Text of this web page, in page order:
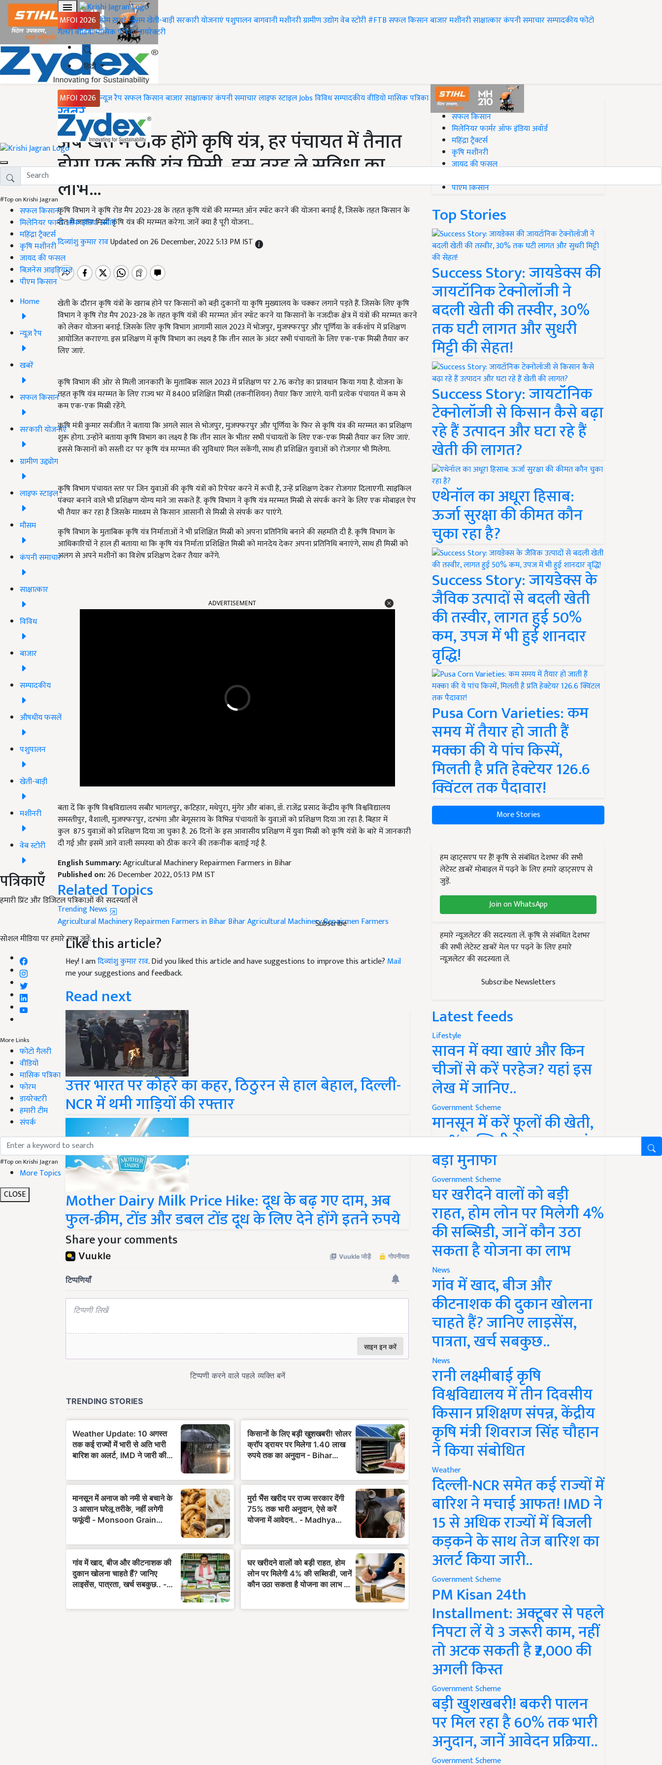
MFOI 2026 होमख़बरेंमौसमखेती-बाड़ीसरकारी योजनाएंपशुपालनबागवानीमशीनरीग्रामीण उद्योगवेब स्टोरी#FTBसफल किसानबाजारमशीनरीसाक्षात्कारकंपनी समाचारसम्पादकीयफोटो
गैलरीवीडियोमासिक पत्रिकाडायरेक्टरी
हिंदी
MFOI 2026 न्यूज़ रैपसफल किसानबाजारसाक्षात्कारकंपनी समाचारलाइफ स्टाइलJobsविविधसम्पादकीयवीडियोमासिक पत्रिका
#Top on Krishi Jagran
सफल किसान
मिलेनियर फार्मर ऑफ इंडिया अवॉर्ड
महिंद्रा ट्रैक्टर्स
कृषि मशीनरी
जायद की फसल
बिज़नेस आइडियाज
पीएम किसान
Home
न्यूज़ रैप
खबरें
सफल किसान
सरकारी योजनाएं
ग्रामीण उद्द्योग
लाइफ स्टाइल
मौसम
कंपनी समाचार
साक्षात्कार
विविध
बाजार
सम्पादकीय
औषधीय फसलें
पशुपालन
खेती-बाड़ी
मशीनरी
वेब स्टोरी
पत्रिकाएँ
हमारी प्रिंट और डिजिटल पत्रिकाओं की सदस्यता लें
Subscribe
सोशल मीडिया पर हमारे साथ जुड़ें:
More Links
फोटो गैलरी
वीडियो
मासिक पत्रिका
फोरम
डायरेक्टरी
हमारी टीम
संपर्क
#Top on Krishi Jagran
More Topics
CLOSE
Home
ख़बरें
अब खेत में ठीक होंगे कृषि यंत्र, हर पंचायत में तैनात
होगा एक कृषि यंत्र मिस्री, इस तरह ले सुविधा का
लाभ...
कृषि विभाग ने कृषि रोड मैप 2023-28 के तहत कृषि यंत्रों की मरम्मत ऑन स्पॉट करने की योजना बनाई है, जिसके तहत किसान के
खेत में जाकर मिस्री कृषि यंत्र की मरम्मत करेगा. जानें क्या है पूरी योजना...
दिव्यांशु कुमार रावUpdated on 26 December, 2022 5:13 PM IST
खेती के दौरान कृषि यंत्रों के खराब होने पर किसानों को बड़ी दुकानों या कृषि मुख्यालय के चक्कर लगाने पड़ते हैं. जिसके लिए कृषि
विभाग ने कृषि रोड मैप 2023-28 के तहत कृषि यंत्रों की मरम्मत ऑन स्पॉट करने या किसानों के नजदीक क्षेत्र में यंत्रों की मरम्मत करने
को लेकर योजना बनाई. जिसके लिए कृषि विभाग आगामी साल 2023में भोजपुर, मुजफ्फरपुर और पूर्णिया के वर्कशॉप में प्रशिक्षण
आयोजित कराएगा. इस प्रशिक्षण में कृषि विभाग का लक्ष्य है कि तीन साल के अंदर सभी पंचायतों के लिए एक-एक मिस्री तैयार कर
लिए जाएं.
कृषि विभाग की ओर से मिली जानकारी के मुताबिक साल 2023में प्रशिक्षण पर2.76 करोड़ का प्रावधान किया गया है. योजना के
तहत कृषि यंत्र मरम्मत के लिए राज्य भर में 8400 प्रशिक्षित मिस्री (तकनीशियन) तैयार किए जाएंगे. यानी प्रत्येक पंचायत में कम से
कम एक-एक मिस्री रहेंगे.
कृषि मंत्री कुमार सर्वजीत ने बताया कि अगले साल से भोजपुर, मुजफ्फरपुर और पूर्णिया के फिर से कृषि यंत्र की मरम्मत का प्रशिक्षण
शुरू होगा. उन्होंने बताया कृषि विभाग का लक्ष्य है कि तीन साल के भीतर सभी पंचायतों के लिए एक-एक मिस्री तैयार कर लिए जाएं.
इससे किसानों को सस्ती दर पर कृषि यंत्र मरम्मत की सुविधाएं मिल सकेंगी,साथ ही प्रशिक्षित युवाओं को रोजगार भी मिलेगा.
कृषि विभाग पंचायत स्तर पर जिन युवाओं की कृषि यंत्रों को रिपेयर करने में रूची हैं,उन्हें प्रशिक्षण देकर रोजगार दिलाएगी. साइकिल
पंक्चर बनाने वाले भी प्रशिक्षण योग्य माने जा सकते हैं.कृषि विभाग ने कृषि यंत्र मरम्मत मिस्री से संपर्क करने के लिए एक मोबाइल ऐप
भी तैयार कर रहा है जिसके माध्यम से किसान आसानी से मिस्री से संपर्क कर पाएंगे.
कृषि विभाग के मुताबिक कृषि यंत्र निर्माताओं ने भी प्रशिक्षित मिस्री को अपना प्रतिनिधि बनाने की सहमति दी है. कृषि विभाग के
आधिकारियों ने हाल ही बताया था कि कृषि यंत्र निर्माता प्रशिक्षित मिस्री को मानदेय देकर अपना प्रतिनिधि बनाएंगे,साथ ही मिस्री को
अलग से अपने मशीनों का विशेष प्रशिक्षण देकर तैयार करेंगे.
समस्तीपुर, वैशाली, मुजफ्फरपुर, दरभंगा और बेगूसराय के विभिन्न पंचायतों के युवाओं को प्रशिक्षण दिया जा रहा है. बिहार में
कुल 875युवाओं को प्रशिक्षण दिया जा चुका है.26 दिनों के इस आवासीय प्रशिक्षण में युवा मिस्री को कृषि यंत्रों के बारे में जानकारी
दी गई और इसमें आने वाली समस्या को ठीक करने की तकनीक बताई गई है.
English Summary:
Agricultural Machinery Repairmen Farmers in Bihar
Published on:26 December 2022, 05:13 PM IST
Related Topics
Trending News
Agricultural Machinery Repairmen Farmers in Bihar
Like this article?
Hey! I amदिव्यांशु कुमार राव. Did you liked this article and have suggestions to improve this article?
me your suggestions and feedback.
Read next
उत्तर भारत पर कोहरे का कहर, ठिठुरन से हाल बेहाल, दिल्ली-
NCR में थमी गाड़ियों की रफ्तार
Mother Dairy Milk Price Hike: दूध के बढ़ गए दाम, अब
फुल-क्रीम, टोंड और डबल टोंड दूध के लिए देने होंगे इतने रुपये
Share your comments
#Top on Krishi Jagran
सफल किसान
मिलेनियर फार्मर ऑफ इंडिया अवॉर्ड
महिंद्रा ट्रैक्टर्स
कृषि मशीनरी
जायद की फसल
पीएम किसान
Top Stories
Success Story: जायडेक्स की
जायटॉनिक टेक्नोलॉजी ने
बदली खेती की तस्वीर, 30%
तक घटी लागत और सुधरी
मिट्टी की सेहत!
Success Story: जायटॉनिक
टेक्नोलॉजी से किसान कैसे बढ़ा
रहे हैं उत्पादन और घटा रहे हैं
खेती की लागत?
एथेनॉल का अधूरा हिसाब:
ऊर्जा सुरक्षा की कीमत कौन
चुका रहा है?
Success Story: जायडेक्स के
जैविक उत्पादों से बदली खेती
की तस्वीर, लागत हुई 50%
कम, उपज में भी हुई शानदार
वृद्धि!
Pusa Corn Varieties: कम
समय में तैयार हो जाती हैं
मक्का की ये पांच किस्में,
मिलती है प्रति हेक्टेयर 126.6
क्विंटल तक पैदावार!
More Stories
हम व्हाट्सएप पर हैं! कृषि से संबंधित देशभर की सभी
लेटेस्ट ख़बरें मोबाइल में पढ़ने के लिए हमारे व्हाट्सएप से
जुड़ें.
Join on WhatsApp
हमारे न्यूज़लेटर की सदस्यता लें. कृषि से संबंधित देशभर
की सभी लेटेस्ट ख़बरें मेल पर पढ़ने के लिए हमारे
न्यूज़लेटर की सदस्यता लें.
Subscribe Newsletters
Latest feeds
Lifestyle
सावन में क्या खाएं और किन
चीजों से करें परहेज? यहां इस
लेख में जानिए..
Government Scheme
मानसून में करें फूलों की खेती,
50% सब्सिडी के साथ कमाएं
बड़ा मुनाफा
Government Scheme
घर खरीदने वालों को बड़ी
राहत, होम लोन पर मिलेगी 4%
की सब्सिडी, जानें कौन उठा
सकता है योजना का लाभ
News
गांव में खाद, बीज और
कीटनाशक की दुकान खोलना
चाहते हैं? जानिए लाइसेंस,
पात्रता, खर्च सबकुछ..
News
रानी लक्ष्मीबाई कृषि
विश्वविद्यालय में तीन दिवसीय
किसान प्रशिक्षण संपन्न, केंद्रीय
कृषि मंत्री शिवराज सिंह चौहान
ने किया संबोधित
Weather
दिल्ली-NCR समेत कई राज्यों में
बारिश ने मचाई आफत! IMD ने
15 से अधिक राज्यों में बिजली
कड़कने के साथ तेज बारिश का
अलर्ट किया जारी..
Government Scheme
PM Kisan 24th
Installment: अक्टूबर से पहले
निपटा लें ये 3 जरूरी काम, नहीं
तो अटक सकती है ₹2,000 की
अगली किस्त
Government Scheme
बड़ी खुशखबरी! बकरी पालन
पर मिल रहा है 60% तक भारी
अनुदान, जानें आवेदन प्रक्रिया..
Government Scheme